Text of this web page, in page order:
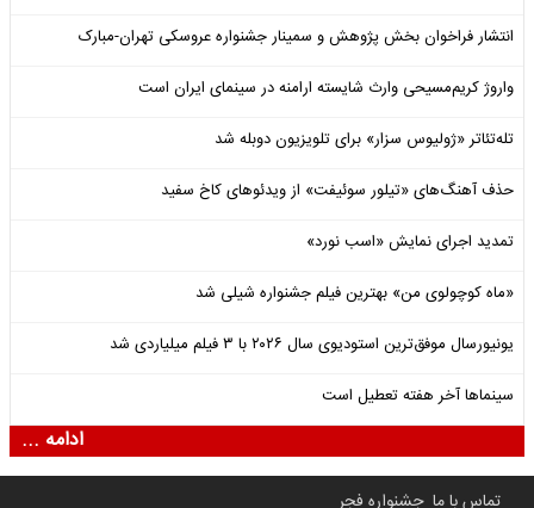
انتشار فراخوان بخش پژوهش و سمینار جشنواره عروسکی تهران-مبارک
واروژ کریم‌مسیحی وارث شایسته ارامنه در سینمای ایران است
تله‌تئاتر «ژولیوس سزار» برای تلویزیون دوبله شد
حذف آهنگ‌های «تیلور سوئیفت» از ویدئوهای کاخ سفید
تمدید اجرای نمایش «اسب نورد»
«ماه کوچولوی من» بهترین فیلم جشنواره شیلی شد
یونیورسال موفق‌ترین استودیوی سال ۲۰۲۶ با ۳ فیلم میلیاردی شد
سینماها آخر هفته تعطیل است
ادامه ...
تماس با ما جشنواره فجر